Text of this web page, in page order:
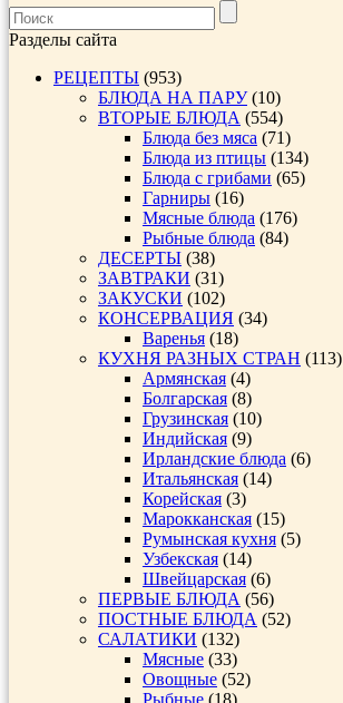
Разделы сайта
РЕЦЕПТЫ (953)
БЛЮДА НА ПАРУ(10)
ВТОРЫЕ БЛЮДА (554)
Блюда без мяса (71)
Блюда из птицы (134)
Блюда с грибами (65)
Гарниры (16)
Мясные блюда (176)
Рыбные блюда (84)
ДЕСЕРТЫ (38)
ЗАВТРАКИ (31)
ЗАКУСКИ (102)
КОНСЕРВАЦИЯ (34)
Варенья (18)
КУХНЯ РАЗНЫХ СТРАН (113)
Армянская (4)
Болгарская (8)
Грузинская (10)
Индийская (9)
Ирландские блюда (6)
Итальянская (14)
Корейская (3)
Марокканская (15)
Румынская кухня (5)
Узбекская (14)
Швейцарская (6)
ПЕРВЫЕ БЛЮДА (56)
ПОСТНЫЕ БЛЮДА (52)
САЛАТИКИ (132)
Мясные (33)
Овощные (52)
Рыбные (18)